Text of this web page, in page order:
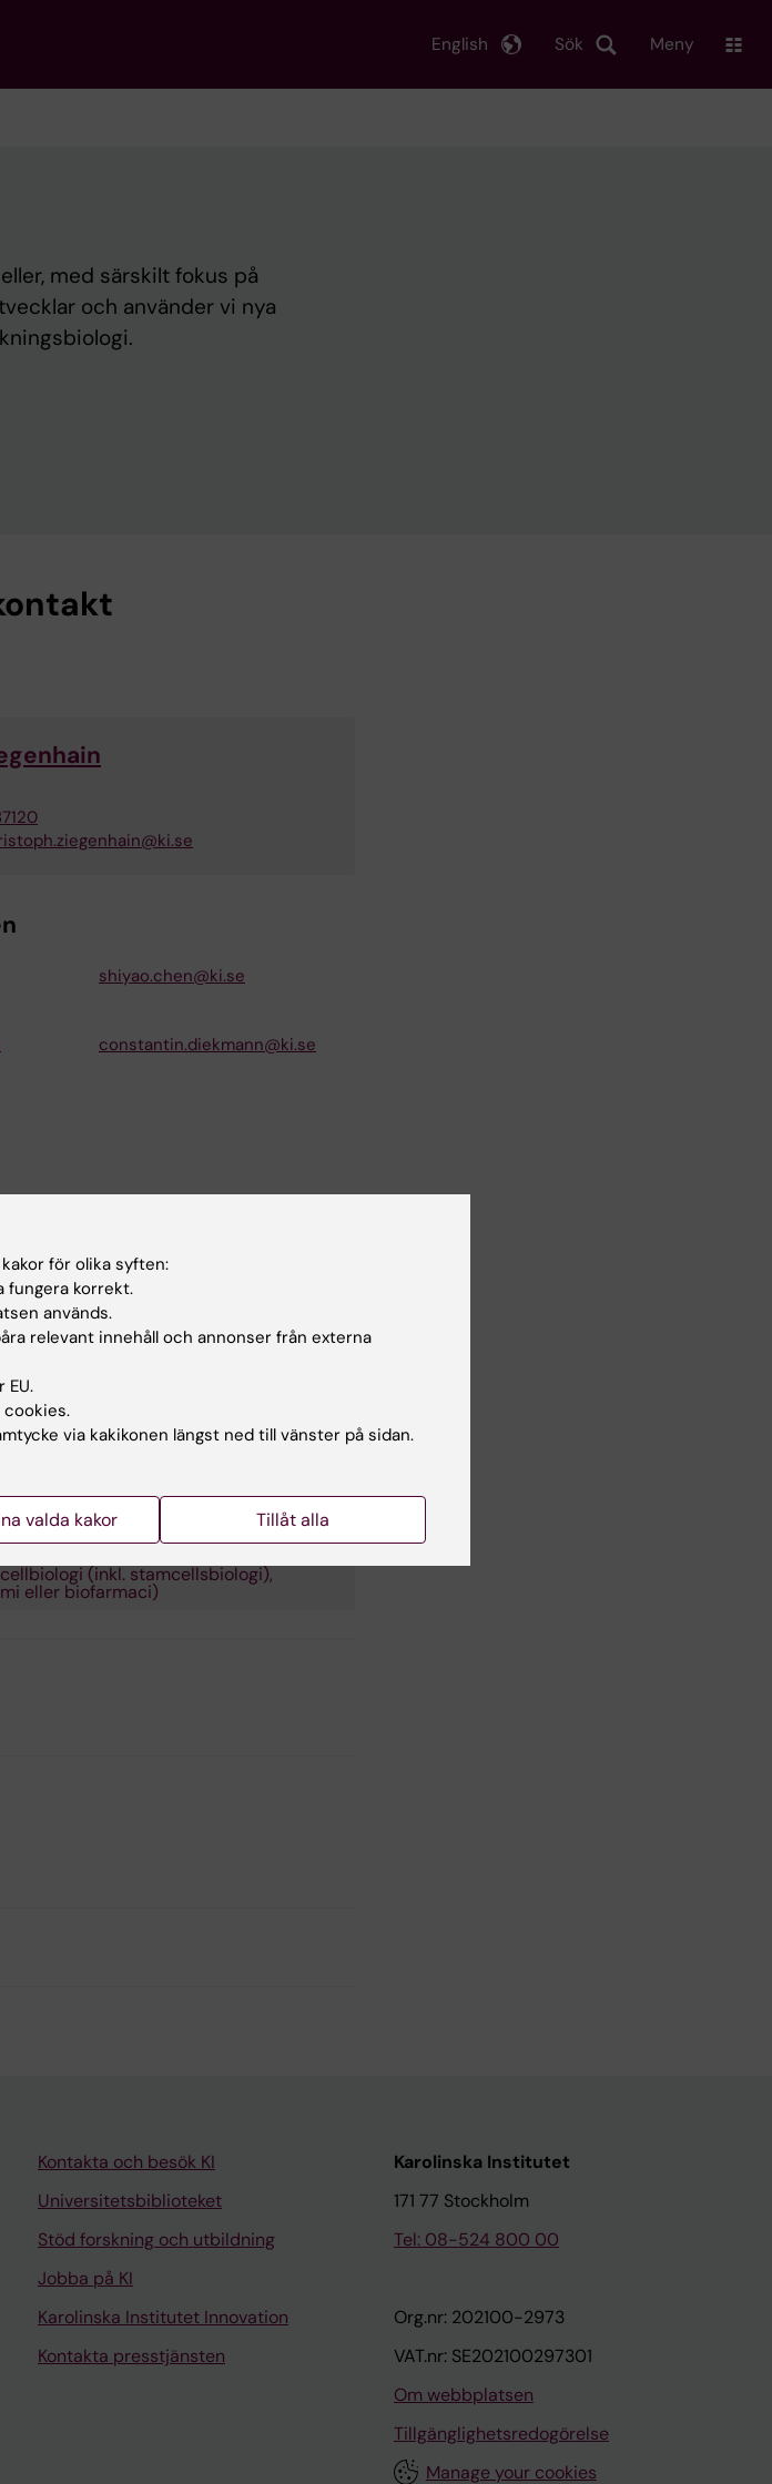
Sök
English Meny
med särskilt fokus på
och använder vi nya
shiyao.chen@ki.se
constantin.diekmann@ki.se
bioinformatik och systembiologi
(inkl. stamcellsbiologi),
eller biofarmaci)
Kontakta och besök KI
Universitetsbiblioteket
Stöd forskning och utbildning
Jobba på KI
Karolinska Institutet Innovation
Kontakta presstjänsten
Karolinska Institutet
171 77 Stockholm
Tel: 08-524 800 00
Org.nr: 202100-2973
VAT.nr: SE202100297301
Om webbplatsen
Tillgänglighetsredogörelse
Manage your cookies
för olika syften:
fungera korrekt.
används.
relevant innehåll och annonser från externa
cookies.
via kakikonen längst ned till vänster på sidan.
valda kakor Tillåt alla